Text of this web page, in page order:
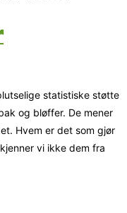
statistiske støtte
og bløffer. De mener
Hvem er det som gjør
vi ikke dem fra